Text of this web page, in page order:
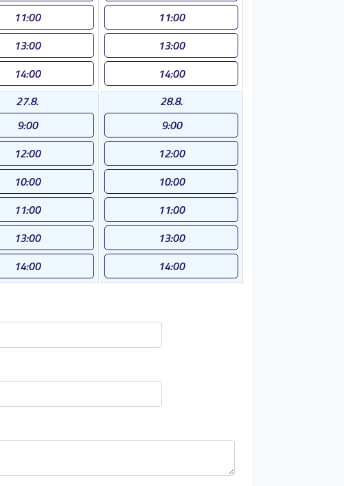
11:00
13:00
14:00
11:00
13:00
14:00
27.8.
9:00
12:00
10:00
11:00
13:00
14:00
28.8.
9:00
12:00
10:00
11:00
13:00
14:00